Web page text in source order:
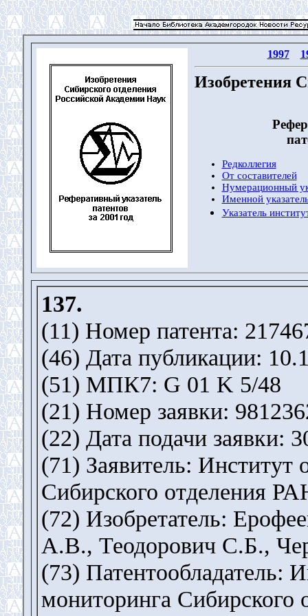
1997
Изобретения
Редколлегия
От составителей
Нумерационный
Именной
Указатель
137.
(11) Номер патента:
(46) Дата публикации:
(51) МПК7: G 01 K 5/48
(21) Номер заявки:
(22) Дата подачи заявки:
(71) Заявитель: Институт
Сибирского отделения
(72) Изобретатель:
А.В., Теодорович С.Б.,
(73) Патентообладатель:
мониторинга Сибирского